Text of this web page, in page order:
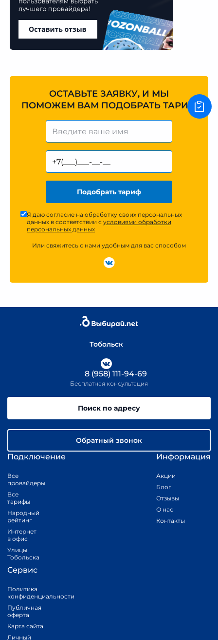
ОСТАВЬТЕ ЗАЯВКУ, И МЫ
ПОМОЖЕМ ВАМ ПОДОБРАТЬ ТАРИФ
Подобрать тариф
Я даю согласие на обработку своих персональных
данных в соответствии с условиями обработки
персональных данных
Или свяжитесь с нами удобным для вас способом
Тобольск
Подключение
Все
провайдеры
Все
тарифы
Народный
рейтинг
Интернет
в офис
Улицы
Тобольска
Информация
Акции
Блог
Отзывы
О нас
Контакты
Сервис
Политика
конфиденциальности
Публичная
оферта
Карта сайта
Личный
8 (958) 111-94-69
Бесплатная консультация
Поиск по адресу
Обратный звонок